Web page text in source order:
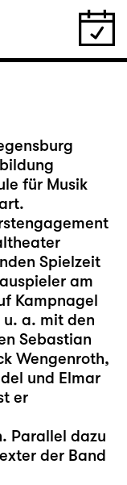
für Musik
Spielzeit
am
Kampnagel
a. mit den
Sebastian
Wengenroth,
und Elmar
er
Parallel dazu
der Band